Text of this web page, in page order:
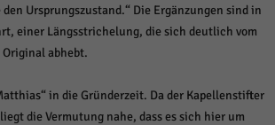
Ursprungszustand.“ Die Ergänzungen sind in
einer Längsstrichelung, die sich deutlich vom
abhebt.
in die Gründerzeit. Da der Kapellenstifter
die Vermutung nahe, dass es sich hier um
von Drittanbietern oder Publishern verwendet,
anzuzeigen. Sie tun dies, indem sie Besucher